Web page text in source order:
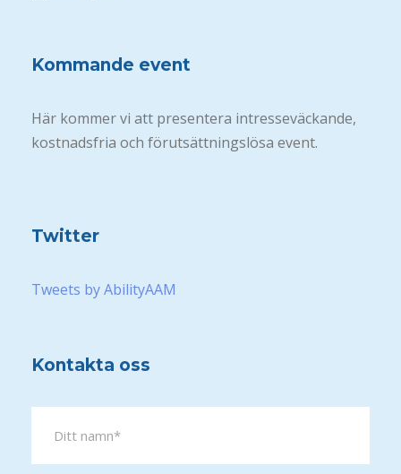
Kommande event
Här kommer vi att presentera intresseväckande,
kostnadsfria och förutsättningslösa event.
Twitter
Tweets by AbilityAAM
Kontakta oss